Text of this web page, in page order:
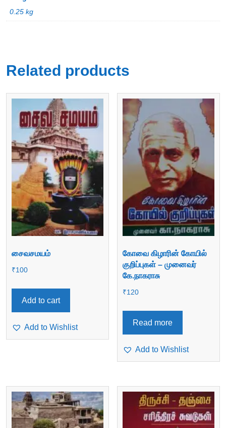
0.25 kg
Related products
சைவசமயம்
₹100
Add to cart
Add to Wishlist
கோவை கிழாரின் கோயில்
குறிப்புகள் – முனைவர்
கே.நாகராசு
₹120
Read more
Add to Wishlist